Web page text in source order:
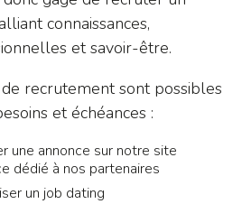
connaissances,
et savoir-être.
recrutement sont possibles
et échéances :
une annonce sur notre site
dédié à nos partenaires
un job dating